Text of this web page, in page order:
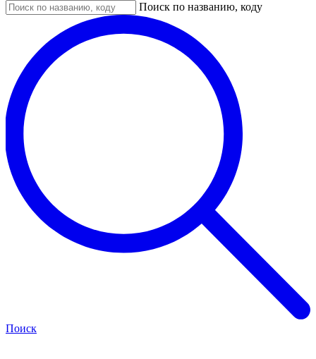
Поиск по названию, коду
Поиск